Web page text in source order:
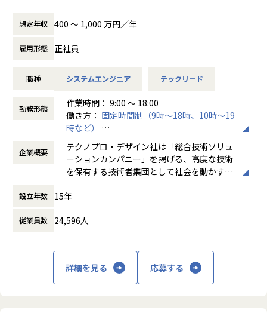
これまで当社は『sonar ATS by HRMOS』を中心に日本の採
用インフラとして成長を続けてきました。
次のフェーズとして、蓄積されたプラットフォームの価値を
オープンに外部へ拡張し、
タートします。この挑戦を圧倒的なスピードで推し進め、
トエンジニアチームの拡大を決定しました。
現在は、自社アセットを活用した新たなソリューションの探
索・検証（PoC）を進めている最中です。
この構想を技術面から具現化し、将来的には新たなサービス
としてスケールさせていくコアメンバーとして、シニアエン
ジニアを募集します。
｜配属部門・チーム
新規事業企画チーム、プロダクトマネージャー、エンジニア
LSI設計エンジニア（アナログLSI/デジタルLSI/FPGA）・電
気回路設計エンジニア（高周波回路/ボード回路）として開発
業務に従事していただきます。
当社は、約8,500名のエンジニアの現場力と技術コンサルテ
する総合技術ソリューションカンパニーです。
輸送用機器、産業用機械、精密機器、電子部品、医療機器な
ど幅広い業界において、多様なプロジェクトからエンジニア
が高度な技術経験を積むことのできる環境を提供していま
す。
さらに、体系的な教育・研修制度を通じて先端技術の習得を
を実現しています。
【業務の変更の範囲】
想定年収 400 〜 1,000 万円／年
雇用形態 正社員
職種 システムエンジニア テックリード
勤務形態
作業時間： 9:00 ～ 18:00
働き方： 固定時間制（9時～18時、10時～19
時など）
時間外労働の有無： 有（月平均20時間）
休憩時間： 60分
企業概要
テクノプロ・デザイン社は「総合技術ソリュ
ーションカンパニー」を掲げる、高度な技術
を保有する技術者集団として社会を動かすこ
に渡ります。いわゆる技術者派遣と呼ばれ
働く場所に関わらない事業支援や最新技術を
用いた研究開発などを行っています。
設立年数 15年
従業員数 24,596人
詳細を見る 応募する